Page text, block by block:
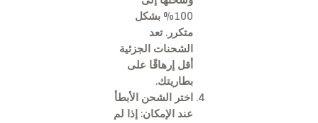
100% بشكل
متكرر. تعد
الشحنات الجزئية
أقل إرهاقًا على
بطاريتك.
اختر الشحن الأبطأ
عند الإمكان: إذا لم